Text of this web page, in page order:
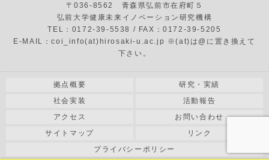
〒036-8562 青森県弘前市在府町５
弘前大学健康未来イノベーション研究機構
TEL：0172-39-5538 / FAX：0172-39-5205
E-MAIL：coi_info(at)hirosaki-u.ac.jp ※(at)は@に置き換えて
下さい。
拠点概要
研究・実績
社会実装
活動報告
アクセス
お問い合わせ
サイトマップ
リンク
プライバシーポリシー